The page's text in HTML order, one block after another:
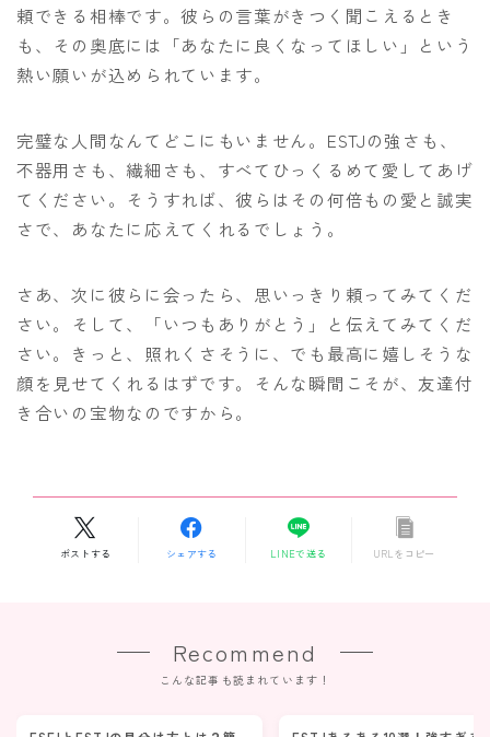
頼できる相棒です。彼らの言葉がきつく聞こえるとき
も、その奥底には「あなたに良くなってほしい」という
熱い願いが込められています。
完璧な人間なんてどこにもいません。ESTJの強さも、
不器用さも、繊細さも、すべてひっくるめて愛してあげ
てください。そうすれば、彼らはその何倍もの愛と誠実
さで、あなたに応えてくれるでしょう。
さあ、次に彼らに会ったら、思いっきり頼ってみてくだ
さい。そして、「いつもありがとう」と伝えてみてくだ
さい。きっと、照れくさそうに、でも最高に嬉しそうな
顔を見せてくれるはずです。そんな瞬間こそが、友達付
き合いの宝物なのですから。
ポストする シェアする LINEで送る URLをコピー
Recommend
こんな記事も読まれています！